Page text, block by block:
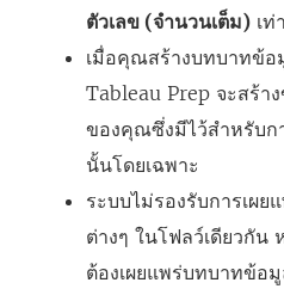
ตัวเลข (จำนวนเต็ม) เท่
เมื่อคุณสร้างบทบาทข้อ
Tableau Prep จะสร้า
ของคุณซึ่งมีไว้สำหรับก
นั้นโดยเฉพาะ
ระบบไม่รองรับการเผ
ต่างๆ ในโฟลว์เดียวกั
ต้องเผยแพร่บทบาทข้อ